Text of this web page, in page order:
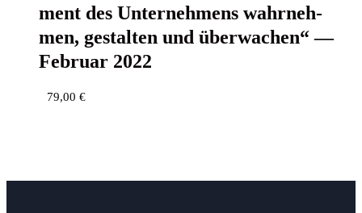
ment des Unter­neh­mens wahr­neh­
men, gestal­ten und über­wa­chen“ —
Febru­ar 2022
79,00 €